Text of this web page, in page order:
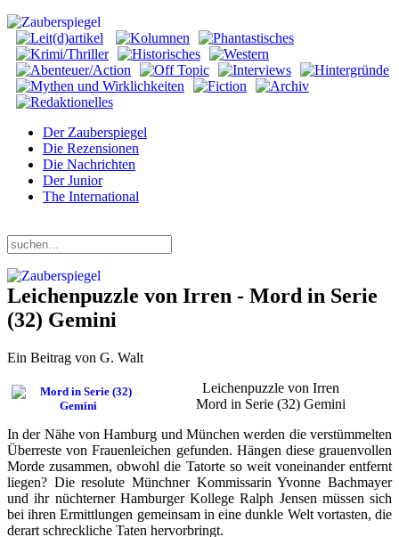
Der Zauberspiegel
Die Rezensionen
Die Nachrichten
Der Junior
The International
Leichenpuzzle von Irren - Mord in Serie
(32) Gemini
Ein Beitrag von G. Walt
Leichenpuzzle von Irren
Mord in Serie (32) Gemini
In der Nähe von Hamburg und München werden die verstümmelten
Überreste von Frauenleichen gefunden. Hängen diese grauenvollen
Morde zusammen, obwohl die Tatorte so weit voneinander entfernt
liegen? Die resolute Münchner Kommissarin Yvonne Bachmayer
und ihr nüchterner Hamburger Kollege Ralph Jensen müssen sich
bei ihren Ermittlungen gemeinsam in eine dunkle Welt vortasten, die
derart schreckliche Taten hervorbringt.